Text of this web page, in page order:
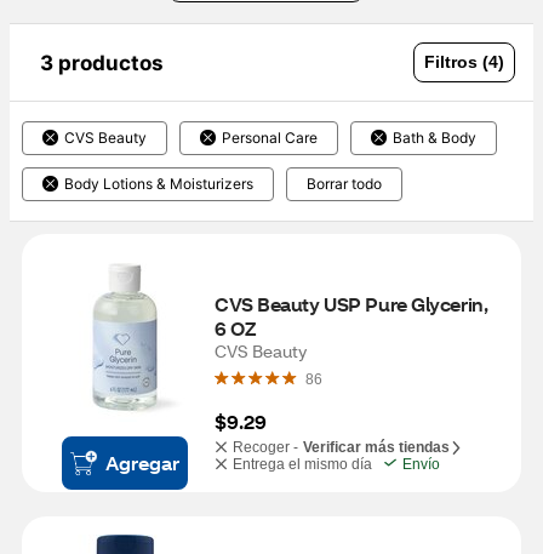
3 productos Filtros (4)
CVS Beauty Personal Care Bath & Body
Body Lotions & Moisturizers Borrar todo
Agregar
CVS Beauty USP Pure Glycerin,
6 OZ
CVS Beauty
86
$9.29
Recoger - Verificar más tiendas
Entrega el mismo día
Envío